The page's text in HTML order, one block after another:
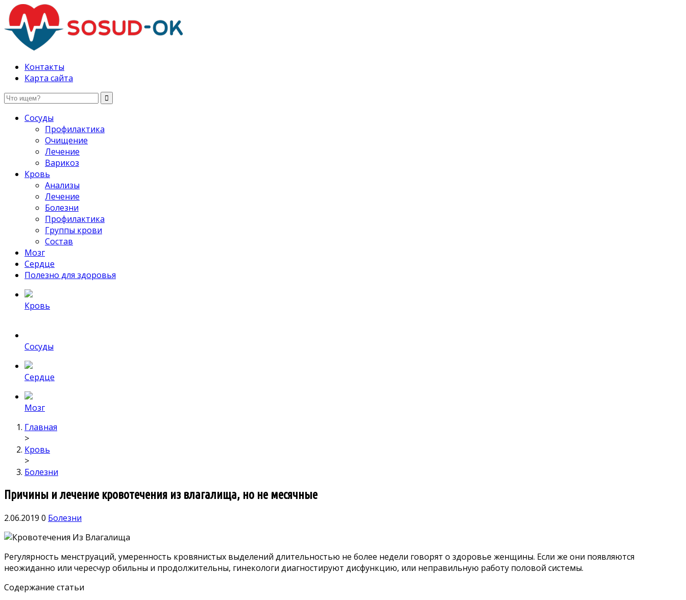
Здоровые сосуды, лечение и профилактика
Контакты
Карта сайта
Сосуды
Профилактика
Очищение
Лечение
Варикоз
Кровь
Анализы
Лечение
Болезни
Профилактика
Группы крови
Состав
Мозг
Сердце
Полезно для здоровья
Кровь
Сосуды
Сердце
Мозг
Главная
>
Кровь
>
Болезни
Причины и лечение кровотечения из влагалища, но не месячные
2.06.2019 0 Болезни
Регулярность менструаций, умеренность кровянистых выделений длительностью не более недели говорят о здоровье женщины. Если же они появляются
неожиданно или чересчур обильны и продолжительны, гинекологи диагностируют дисфункцию, или неправильную работу половой системы.
Содержание статьи